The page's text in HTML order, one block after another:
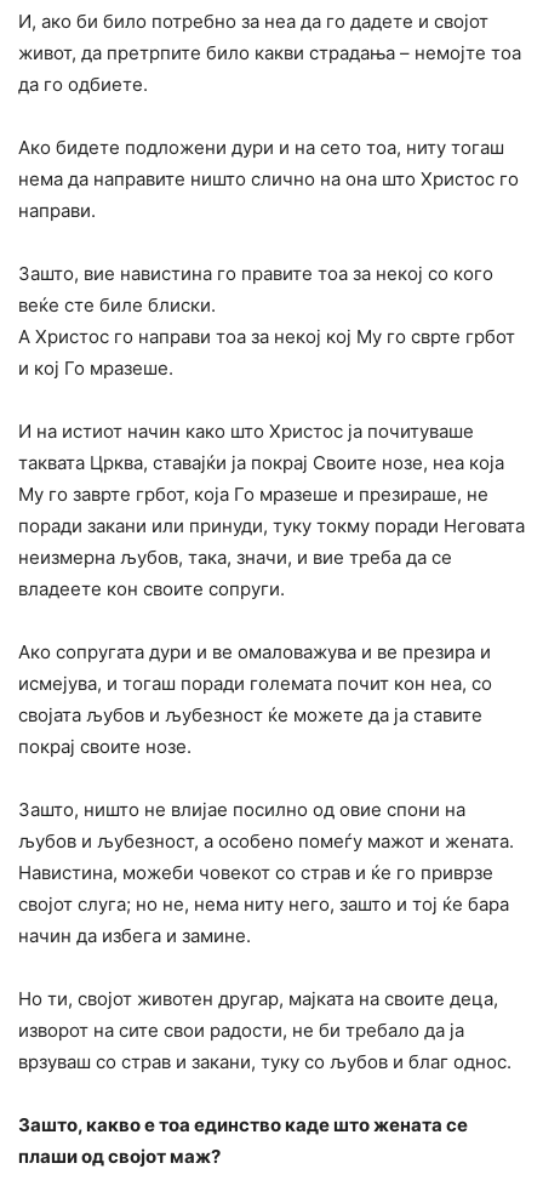
И, ако би било потребно за неа да го дадете и својот
живот, да претрпите било какви страдања – немојте тоа
да го одбиете.
Ако бидете подложени дури и на сето тоа, ниту тогаш
нема да направите ништо слично на она што Христос го
направи.
Зашто, вие навистина го правите тоа за некој со кого
веќе сте биле блиски.
А Христос го направи тоа за некој кој Му го сврте грбот
и кој Го мразеше.
И на истиот начин како што Христос ја почитуваше
таквата Црква, ставајќи ја покрај Своите нозе, неа која
Му го заврте грбот, која Го мразеше и презираше, не
поради закани или принуди, туку токму поради Неговата
неизмерна љубов, така, значи, и вие треба да се
владеете кон своите сопруги.
Ако сопругата дури и ве омаловажува и ве презира и
исмејува, и тогаш поради големата почит кон неа, со
својата љубов и љубезност ќе можете да ја ставите
покрај своите нозе.
Зашто, ништо не влијае посилно од овие спони на
љубов и љубезност, а особено помеѓу мажот и жената.
Навистина, можеби човекот со страв и ќе го приврзе
својот слуга; но не, нема ниту него, зашто и тој ќе бара
начин да избега и замине.
Но ти, својот животен другар, мајката на своите деца,
изворот на сите свои радости, не би требало да ја
врзуваш со страв и закани, туку со љубов и благ однос.
Зашто, какво е тоа единство каде што жената се
плаши од својот маж?